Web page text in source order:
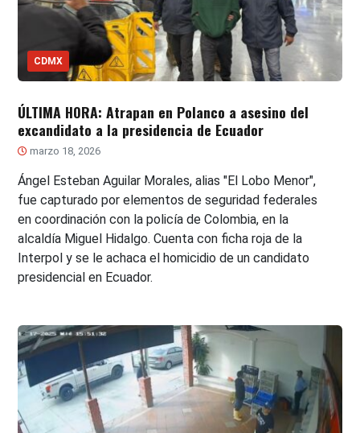
CDMX
ÚLTIMA HORA: Atrapan en Polanco a asesino del
excandidato a la presidencia de Ecuador
marzo 18, 2026
Ángel Esteban Aguilar Morales, alias "El Lobo Menor",
fue capturado por elementos de seguridad federales
en coordinación con la policía de Colombia, en la
alcaldía Miguel Hidalgo. Cuenta con ficha roja de la
Interpol y se le achaca el homicidio de un candidato
presidencial en Ecuador.